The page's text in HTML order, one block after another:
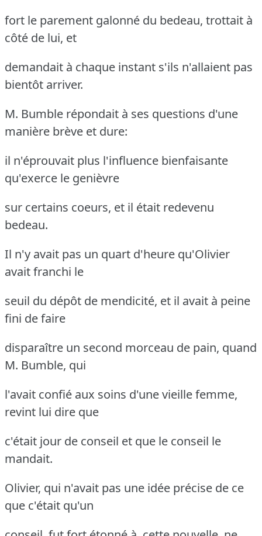
fort le parement galonné du bedeau, trottait à
côté de lui, et
demandait à chaque instant s'ils n'allaient pas
bientôt arriver.
M. Bumble répondait à ses questions d'une
manière brève et dure:
il n'éprouvait plus l'influence bienfaisante
qu'exerce le genièvre
sur certains coeurs, et il était redevenu
bedeau.
Il n'y avait pas un quart d'heure qu'Olivier
avait franchi le
seuil du dépôt de mendicité, et il avait à peine
fini de faire
disparaître un second morceau de pain, quand
M. Bumble, qui
l'avait confié aux soins d'une vieille femme,
revint lui dire que
c'était jour de conseil et que le conseil le
mandait.
Olivier, qui n'avait pas une idée précise de ce
que c'était qu'un